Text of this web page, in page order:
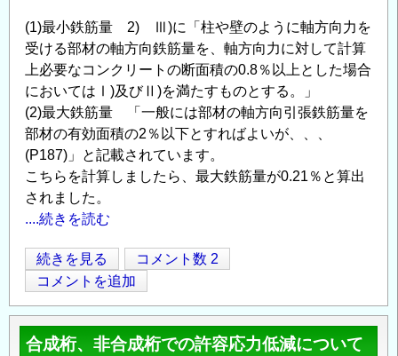
ン
ト
の
意
義
と
実
装」
の
案
内
の
助
成
事
業」
に
よ
る
助
成
給
付
象
研
(1)最小鉄筋量 2) Ⅲ)に「柱や壁のように軸方向力を
受ける部材の軸方向鉄筋量を、軸方向力に対して計算
上必要なコンクリートの断面積の0.8％以上とした場合
においてはⅠ)及びⅡ)を満たすものとする。」
(2)最大鉄筋量 「一般には部材の軸方向引張鉄筋量を
部材の有効面積の2％以下とすればよいが、、、
(P187)」と記載されています。
こちらを計算しましたら、最大鉄筋量が0.21％と算出
されました。
....続きを読む
最
小
鉄
筋
量
続きを見る
コメント数 2
コメントを追加
合成桁、非合成桁での許容応力低減について